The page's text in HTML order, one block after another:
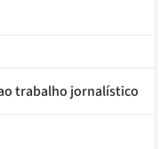
trabalho jornalístico